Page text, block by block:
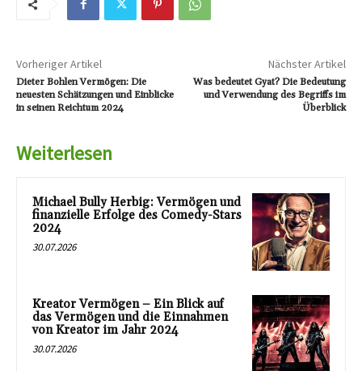
Vorheriger Artikel
Dieter Bohlen Vermögen: Die
neuesten Schätzungen und Einblicke
in seinen Reichtum 2024
Nächster Artikel
Was bedeutet Gyat? Die Bedeutung
und Verwendung des Begriffs im
Überblick
Weiterlesen
Michael Bully Herbig: Vermögen und
finanzielle Erfolge des Comedy-Stars
2024
30.07.2026
Kreator Vermögen – Ein Blick auf
das Vermögen und die Einnahmen
von Kreator im Jahr 2024
30.07.2026